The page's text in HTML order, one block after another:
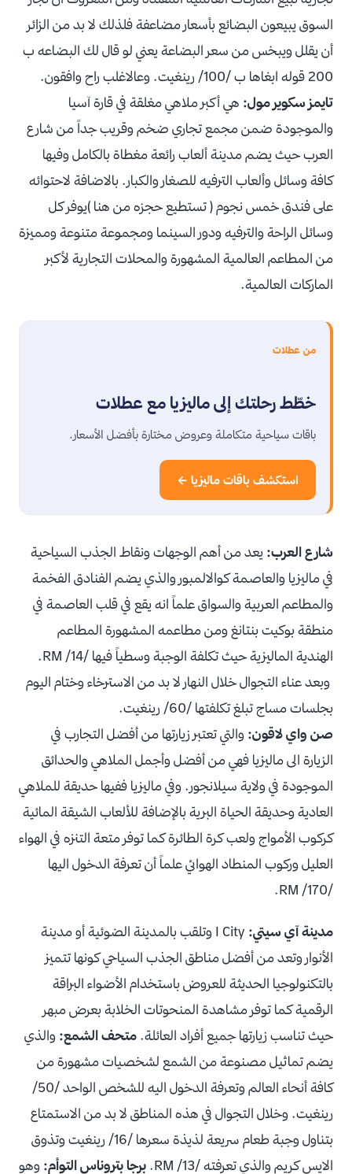
السوق يبيعون البضائع بأسعار مضاعفة فلذلك لا بد من الزائر
أن يقلل ويبخس من سعر البضاعة يعني لو قال لك البضاعه ب
200 قوله ابغاها ب /100/ رينغيت. وعالاغلب راح وافقون.
تايمز سكوير مول: هي أكبر ملاهي مغلقة في قارة آسيا
والموجودة ضمن مجمع تجاري ضخم وقريب جداً من شارع
العرب حيث يضم مدينة ألعاب رائعة مغطاة بالكامل وفيها
كافة وسائل وألعاب الترفيه للصغار والكبار. بالاضافة لاحتوائه
على فندق خمس نجوم ( تستطيع حجزه من هنا )يوفر كل
وسائل الراحة والترفيه ودور السينما ومجموعة متنوعة ومميزة
من المطاعم العالمية المشهورة والمحلات التجارية لأكبر
الماركات العالمية.
من عطلات
خطّط رحلتك إلى ماليزيا مع عطلات
باقات سياحية متكاملة وعروض مختارة بأفضل الأسعار.
استكشف باقات ماليزيا ←
شارع العرب: يعد من أهم الوجهات ونقاط الجذب السياحية
في ماليزيا والعاصمة كوالالمبور والذي يضم الفنادق الفخمة
والمطاعم العربية والسواق علماً انه يقع في قلب العاصمة في
منطقة بوكيت بنتانغ ومن مطاعمه المشهورة المطاعم
الهندية الماليزية حيث تكلفة الوجبة وسطياً فيها /14/ RM.
وبعد عناء التجوال خلال النهار لا بد من الاسترخاء وختام اليوم
بجلسات مساج تبلغ تكلفتها /60/ رينغيت.
صن واي لاقون: والتي تعتبر زيارتها من أفضل التجارب في
الزيارة الى ماليزيا فهي من أفضل وأجمل الملاهي والحدائق
الموجودة في ولاية سيلانجور. وفي ماليزيا ففيها حديقة للملاهي
العادية وحديقة الحياة البرية بالإضافة للألعاب الشيقة المائية
كركوب الأمواج ولعب كرة الطائرة كما توفر متعة التنزه في الهواء
العليل وركوب المنطاد الهوائي علماً أن تعرفة الدخول اليها
/170/ RM.
مدينة آي سيتي:
I City وتلقب بالمدينة الضوئية أو مدينة
الأنوار وتعد من أفضل مناطق الجذب السياحي كونها تتميز
بالتكنولوجيا الحديثة للعروض باستخدام الأضواء البراقة
الرقمية كما توفر مشاهدة المنحوتات الخلابة بعرض مبهر
حيث تناسب زيارتها جميع أفراد العائلة. متحف الشمع: والذي
يضم تماثيل مصنوعة من الشمع لشخصيات مشهورة من
كافة أنحاء العالم وتعرفة الدخول اليه للشخص الواحد /50/
رينغيت. وخلال التجوال في هذه المناطق لا بد من الاستمتاع
بتناول وجبة طعام سريعة لذيذة سعرها /16/ رينغيت وتذوق
الايس كريم والذي تعرفته /13/ RM.
برجا بتروناس التوأم: وهو